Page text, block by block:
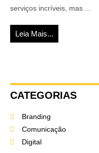
serviços incríveis, mas ...
Leia Mais...
CATEGORIAS
Branding
Comunicação
Digital